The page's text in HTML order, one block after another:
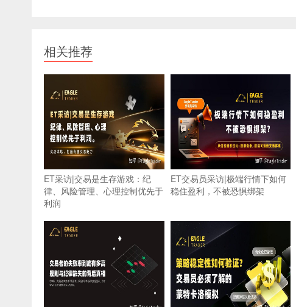
相关推荐
ET采访|交易是生存游戏：纪
律、风险管理、心理控制优先于
利润
ET交易员采访|极端行情下如何
稳住盈利，不被恐惧绑架